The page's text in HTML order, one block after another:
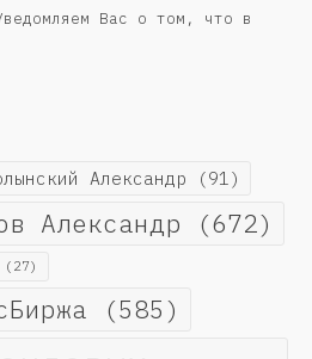
Вас о том, что в
Александр (91)
Александр (672)
(27)
(585)